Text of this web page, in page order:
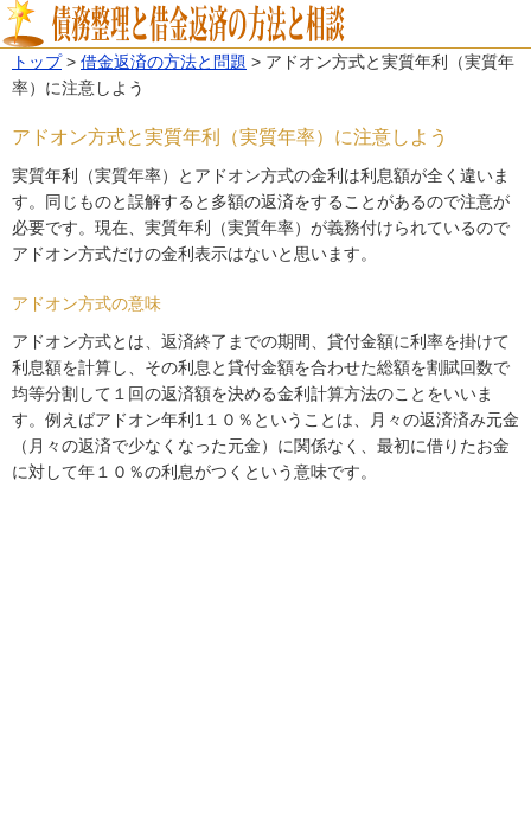
トップ 借金返済の方法と問題
アドオン方式と実質年利（実質年
率）に注意しよう
アドオン方式と実質年利（実質年率）に注意しよう
実質年利（実質年率）とアドオン方式の金利は利息額が全く違いま
す。同じものと誤解すると多額の返済をすることがあるので注意が
必要です。現在、実質年利（実質年率）が義務付けられているので
アドオン方式だけの金利表示はないと思います。
アドオン方式の意味
アドオン方式とは、返済終了までの期間、貸付金額に利率を掛けて
利息額を計算し、その利息と貸付金額を合わせた総額を割賦回数で
均等分割して１回の返済額を決める金利計算方法のことをいいま
す。例えばアドオン年利1１０％ということは、月々の返済済み元金
（月々の返済で少なくなった元金）に関係なく、最初に借りたお金
に対して年１０％の利息がつくという意味です。